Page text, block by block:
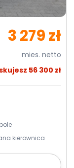
3 279 zł
mies. netto
56 300 zł
kierownica